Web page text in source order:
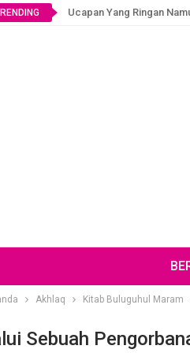
Ucapan Yang Ringan
Akhlaq Kitab Buluguhul Maram
Sebuah